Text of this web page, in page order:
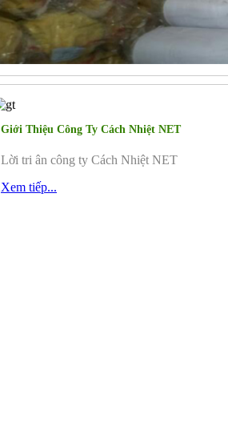
Giới Thiệu Công Ty Cách Nhiệt NET
Lời tri ân công ty Cách Nhiệt NET
Xem tiếp...